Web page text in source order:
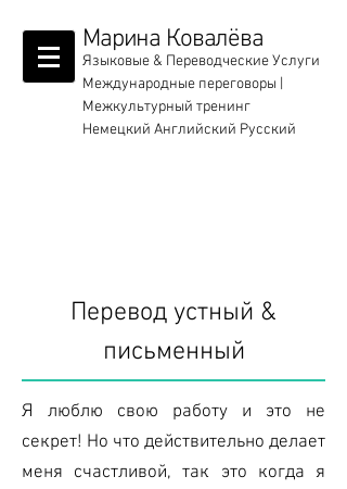
Марина Ковалёва
Языковые & Переводческие Услуги
Международные переговоры |
Межкультурный тренинг
Немецкий Английский Русский
Перевод устный &
письменный
Я люблю свою работу и это не
секрет! Но что действительно делает
меня счастливой, так это когда я